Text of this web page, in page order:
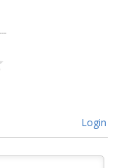
Login